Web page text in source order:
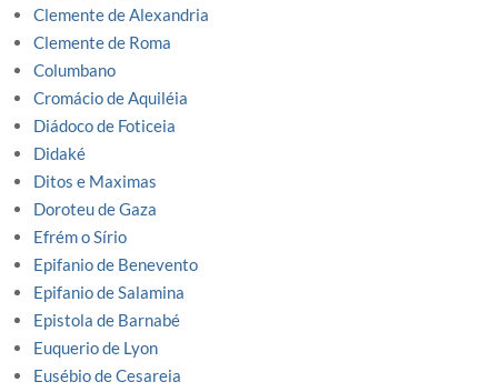
Clemente de Alexandria
Clemente de Roma
Columbano
Cromácio de Aquiléia
Diádoco de Foticeia
Didaké
Ditos e Maximas
Doroteu de Gaza
Efrém o Sírio
Epifanio de Benevento
Epifanio de Salamina
Epistola de Barnabé
Euquerio de Lyon
Eusébio de Cesareia